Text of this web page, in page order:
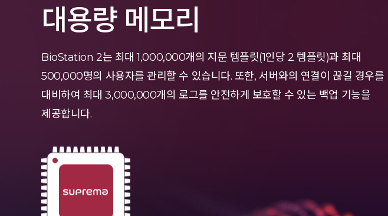
대용량 메모리
BioStation 2는 최대 1,000,000개의 지문 템플릿(1인당 2 템플릿)과 최대
500,000명의 사용자를 관리할 수 있습니다. 또한, 서버와의 연결이 끊길 경우를
대비하여 최대 3,000,000개의 로그를 안전하게 보호할 수 있는 백업 기능을
제공합니다.